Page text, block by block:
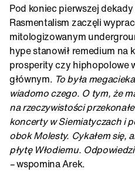
Pod koniec pierwszej
Rasmentalism zaczęli
mitologizowanym
hype stanowił remedium na
prosperity czy hiphopolowe
głównym. To była
wiadomo czego. O tym, że
na rzeczywistości
koncerty w Siemiatyczach i
obok Molesty. Cykałem się,
płytę Włodiemu.
–wspomina Arek.